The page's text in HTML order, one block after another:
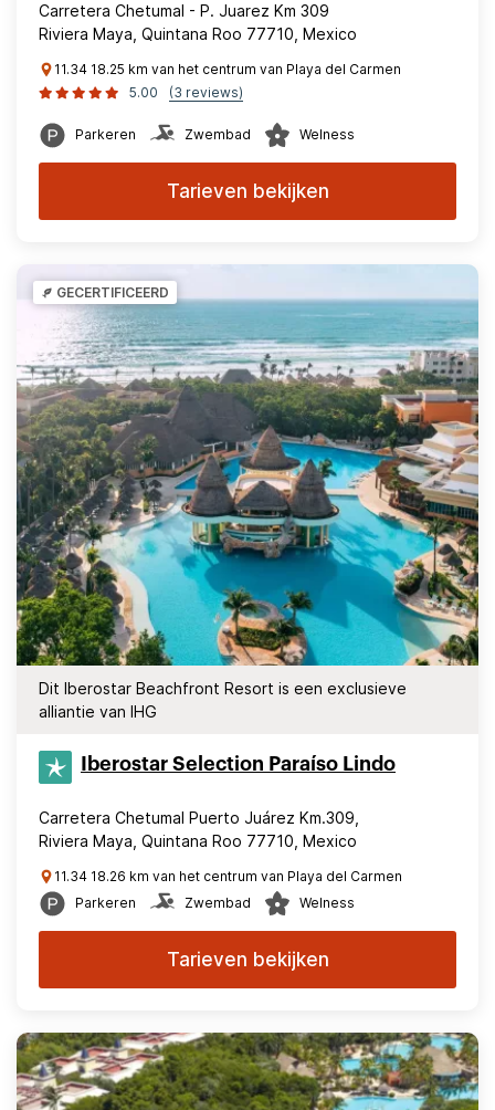
Carretera Chetumal - P. Juarez Km 309
Riviera Maya, Quintana Roo 77710, Mexico
11.34 18.25 km van het centrum van Playa del Carmen
5.00
(3 reviews)
Parkeren Zwembad Welness
Tarieven bekijken
GECERTIFICEERD
Dit Iberostar Beachfront Resort is een exclusieve
alliantie van IHG
Iberostar Selection​ Paraíso Lindo
Carretera Chetumal Puerto Juárez Km.309,
Riviera Maya, Quintana Roo 77710, Mexico
11.34 18.26 km van het centrum van Playa del Carmen
Parkeren
Zwembad Welness
Tarieven bekijken